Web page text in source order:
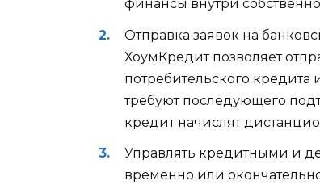
финансы внутри
Отправка заявок на
ХоумКредит позволяет
потребительского
требуют последующего
кредит начислят
Управлять кредитными и
временно или